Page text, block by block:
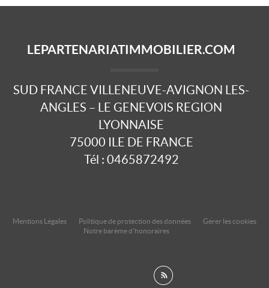
LEPARTENARIATIMMOBILIER.COM
SUD FRANCE VILLENEUVE-AVIGNON LES-
ANGLES – LE GENEVOIS REGION
LYONNAISE
75000
ILE DE FRANCE
Tél : 0465872492
Mentions Légales Politique de protection des données
Gérer les cookies
Notre barème d'honoraires